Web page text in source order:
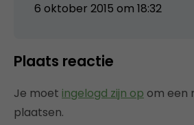
6 oktober 2015 om 18:32
Plaats reactie
Je moet ingelogd zijn op om een
plaatsen.